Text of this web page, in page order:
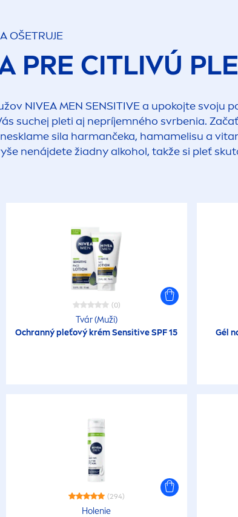
OŠETRUJE
PRE CITLIVÚ
NIVEA MEN SENSITIVEa upokojte svoju
suchej pleti aj nepríjemného svrbenia.
sila harmančeka, hamamelisu a
nenájdete žiadny alkohol, takže si pleť
(0)
Tvár (Muži)
Ochranný pleťový krémSensitiveSPF 15
Gél
(294)
Holenie